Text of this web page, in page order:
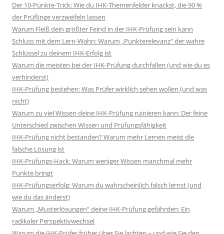
Der 10-Punkte-Trick: Wie du IHK-Themenfelder knackst, die 90 %
der Prüflinge verzweifeln lassen
Warum Fleiß dein größter Feind in der IHK-Prüfung sein kann
Schluss mit dem Lern-Wahn: Warum „Punkterelevanz“ der wahre
Schlüssel zu deinem IHK-Erfolg ist
Warum die meisten bei der IHK-Prüfung durchfallen (und wie du es
verhinderst)
IHK-Prüfung bestehen: Was Prüfer wirklich sehen wollen (und was
nicht)
Warum zu viel Wissen deine IHK-Prüfung ruinieren kann: Der feine
Unterschied zwischen Wissen und Prüfungsfähigkeit
IHK-Prüfung nicht bestanden? Warum mehr Lernen meist die
falsche Lösung ist
IHK-Prüfungs-Hack: Warum weniger Wissen manchmal mehr
Punkte bringt
IHK-Prüfungserfolg: Warum du wahrscheinlich falsch lernst (und
wie du das änderst)
Warum „Musterlösungen“ deine IHK-Prüfung gefährden: Ein
radikaler Perspektivwechsel